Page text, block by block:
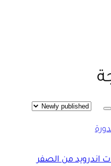
اندرويد من الصفر